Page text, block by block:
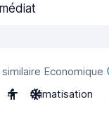
Economique
4 Climatisation